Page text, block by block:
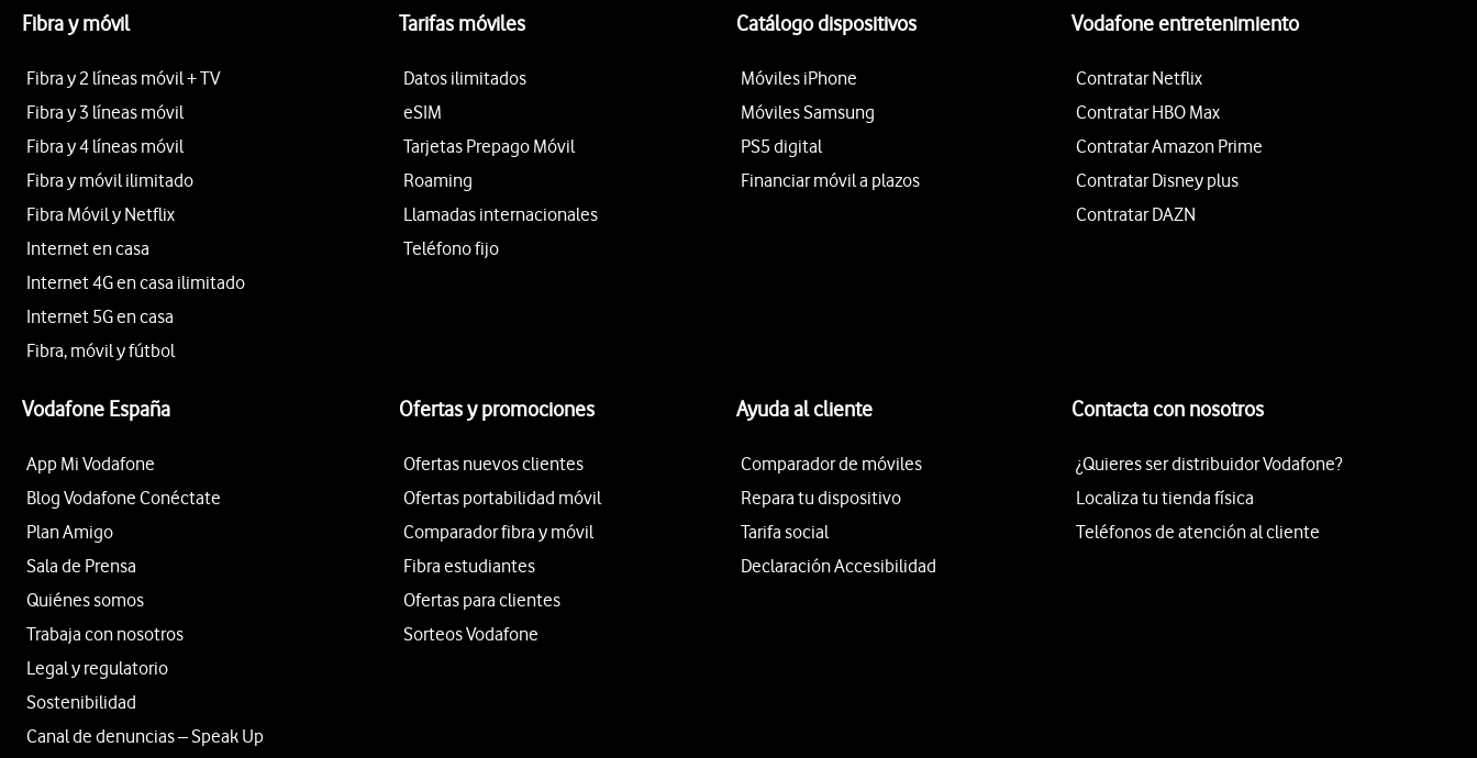
Fibra y móvil
Fibra y 2 líneas móvil + TV
Fibra y 3 líneas móvil
Fibra y 4 líneas móvil
Fibra y móvil ilimitado
Fibra Móvil y Netflix
Internet en casa
Internet 4G en casa ilimitado
Internet 5G en casa
Fibra, móvil y fútbol
Tarifas móviles
Datos ilimitados
eSIM
Tarjetas Prepago Móvil
Roaming
Llamadas internacionales
Teléfono fijo
Catálogo dispositivos
Móviles iPhone
Móviles Samsung
PS5 digital
Financiar móvil a plazos
Vodafone entretenimiento
Contratar Netflix
Contratar HBO Max
Contratar Amazon Prime
Contratar Disney plus
Contratar DAZN
Vodafone España
App Mi Vodafone
Blog Vodafone Conéctate
Plan Amigo
Sala de Prensa
Quiénes somos
Trabaja con nosotros
Legal y regulatorio
Sostenibilidad
Canal de denuncias – Speak Up
Ofertas y promociones
Ofertas nuevos clientes
Ofertas portabilidad móvil
Comparador fibra y móvil
Fibra estudiantes
Ofertas para clientes
Sorteos Vodafone
Ayuda al cliente
Comparador de móviles
Repara tu dispositivo
Tarifa social
Declaración Accesibilidad
Contacta con nosotros
¿Quieres ser distribuidor Vodafone?
Localiza tu tienda física
Teléfonos de atención al cliente